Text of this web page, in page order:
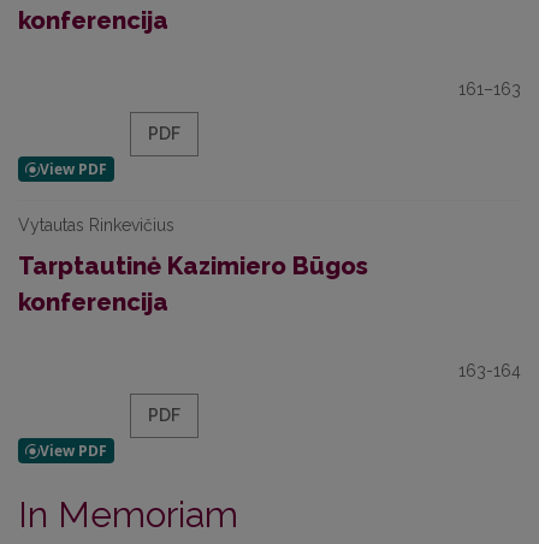
konferencija
161–163
PDF
Vytautas Rinkevičius
Tarptautinė Kazimiero Būgos
konferencija
163-164
PDF
In Memoriam